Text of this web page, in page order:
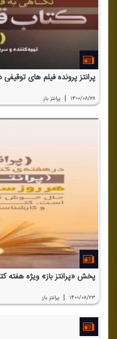
پرانتز پرونده فیلم های
۱۴۰۰/۰۸/۲۸ | پرانتز باز
پخش «پرانتز باز» ویژه هفته
۱۴۰۰/۰۸/۲۳ | پرانتز باز